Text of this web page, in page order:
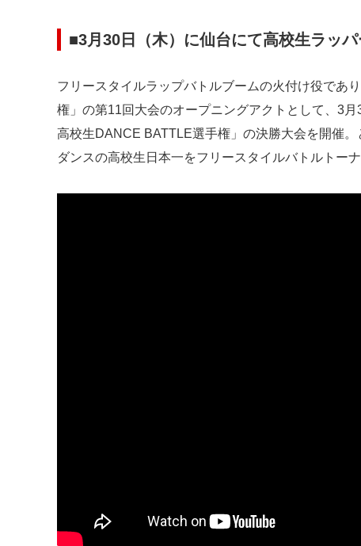
■3月30日（木）に仙台にて高校生ラッ
フリースタイルラップバトルブームの火付け役であ
権」の第11回大会のオープニングアクトとして、3
高校生DANCE BATTLE選手権」の決勝大会を開催
ダンスの高校生日本一をフリースタイルバトルトー